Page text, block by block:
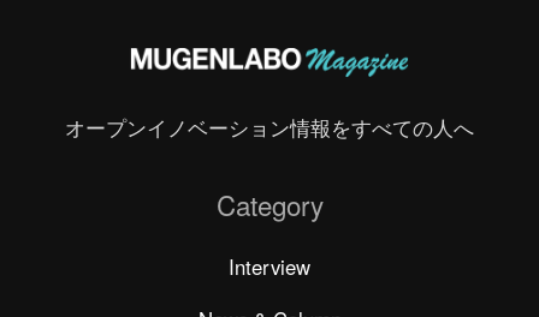
オープンイノベーション情報をすべての人へ
Category
Interview